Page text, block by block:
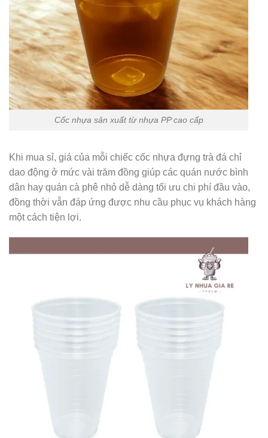
Cốc nhựa sản xuất từ nhựa PP cao cấp
Khi mua sỉ, giá của mỗi chiếc cốc nhựa đựng trà đá chỉ
dao động ở mức vài trăm đồng giúp các quán nước bình
dân hay quán cà phê nhỏ dễ dàng tối ưu chi phí đầu vào,
đồng thời vẫn đáp ứng được nhu cầu phục vụ khách hàng
một cách tiện lợi.